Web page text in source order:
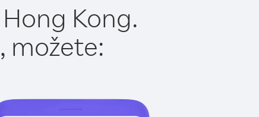
Kong.
možete: